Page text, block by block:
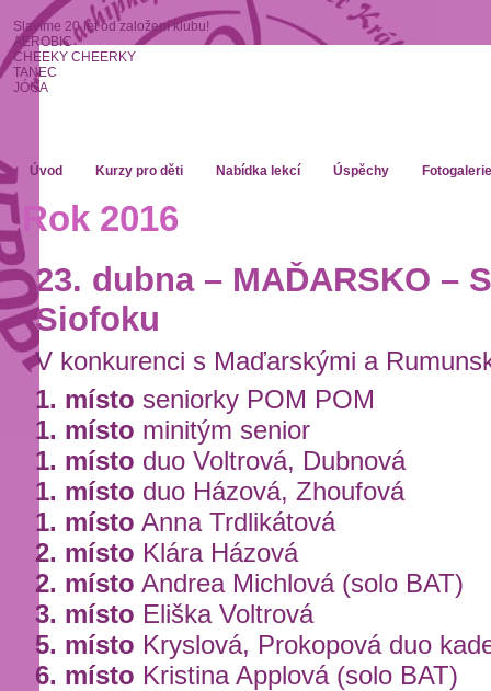
Slavíme 20 let od založení klubu!
AEROBIC
CHEEKY CHEERKY
TANEC
JÓGA
Úvod Kurzy pro děti Nabídka lekcí Úspěchy Fotogalerie
Rok 2016
23. dubna – MAĎARSKO –
Siofoku
V konkurenci s Maďarskými a
1. místo seniorky POM POM
1. místo minitým senior
1. místo duo Voltrová, Dubnová
1. místo duo Házová, Zhoufová
1. místo Anna Trdlikátová
2. místo Klára Házová
2. místo Andrea Michlová (solo BAT)
3. místo Eliška Voltrová
5. místo Kryslová, Prokopová duo
6. místo Kristina Applová (solo BAT)